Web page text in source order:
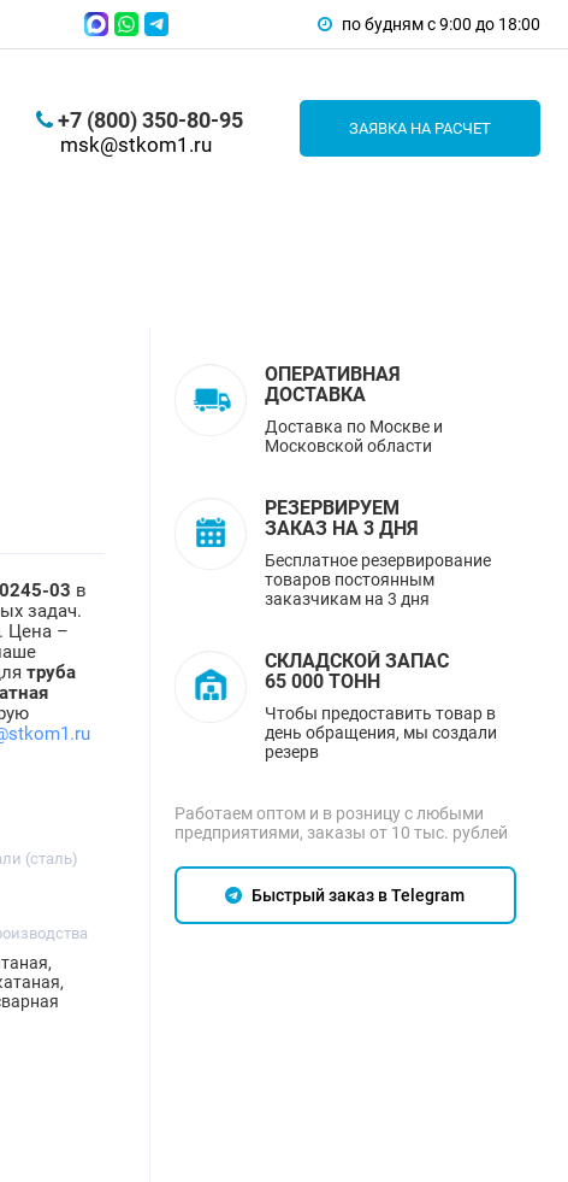
по будням с 9:00 до 18:00
+7 (800) 350-80-95
msk@stkom1.ru
ЗАЯВКА НА РАСЧЕТ
03 в
задач.
Цена –
труба
(сталь)
ОПЕРАТИВНАЯ
ДОСТАВКА
Доставка по Москве и
Московской области
РЕЗЕРВИРУЕМ
ЗАКАЗ НА 3 ДНЯ
Бесплатное резервирование
товаров постоянным
заказчикам на 3 дня
СКЛАДСКОЙ ЗАПАС
65 000 ТОНН
Чтобы предоставить товар в
день обращения, мы создали
резерв
Работаем оптом и в розницу с любыми
предприятиями, заказы от 10 тыс. рублей
Быстрый заказ в Telegram